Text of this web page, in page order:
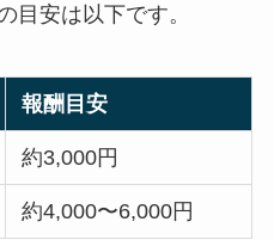
目安は以下です。
報酬目安
約3,000円
約4,000〜6,000円